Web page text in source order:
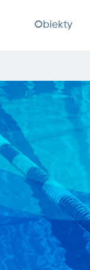
Obiekty